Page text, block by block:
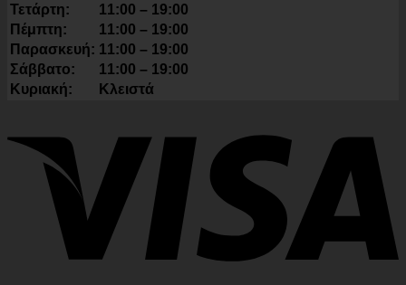
Τετάρτη:
11:00 – 19:00
Πέμπτη:
11:00 – 19:00
Παρασκευή: 11:00 – 19:00
Σάββατο:
11:00 – 19:00
Κυριακή:
Κλειστά